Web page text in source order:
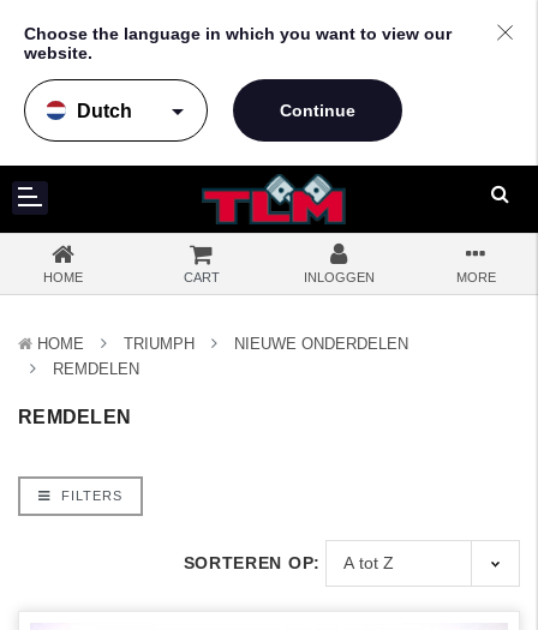
Choose the language in which you want to view our
website.
arrow_drop_down
HOME CART INLOGGEN MORE
HOME TRIUMPH
NIEUWE ONDERDELEN
REMDELEN
REMDELEN
FILTERS
SORTEREN OP: